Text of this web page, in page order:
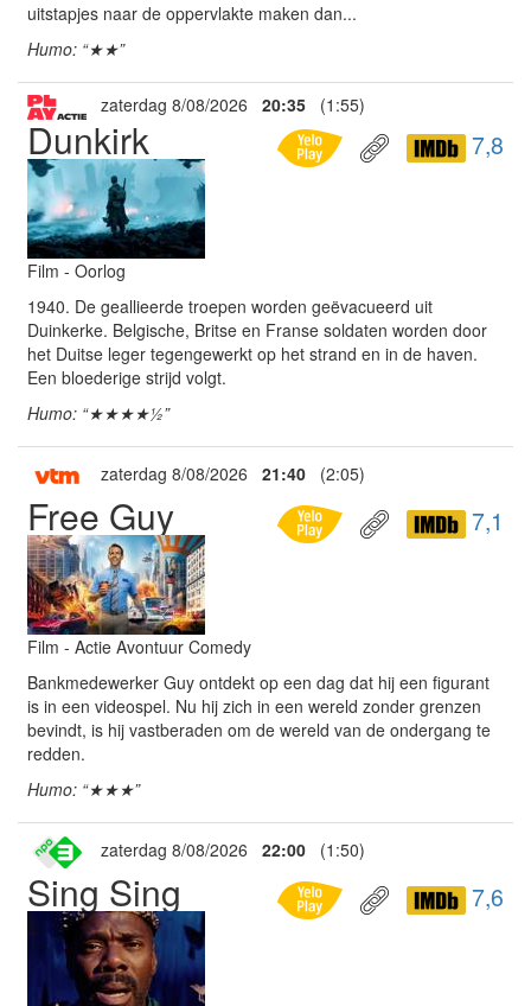
uitstapjes naar de oppervlakte maken dan...
Humo: “★★”
zaterdag 8/08/2026 20:35 (1:55)
Dunkirk 7,8
Film - Oorlog
1940. De geallieerde troepen worden geëvacueerd uit
Duinkerke. Belgische, Britse en Franse soldaten worden door
het Duitse leger tegengewerkt op het strand en in de haven.
Een bloederige strijd volgt.
Humo: “★★★★½”
zaterdag 8/08/2026 21:40 (2:05)
Free Guy 7,1
Film - Actie Avontuur Comedy
Bankmedewerker Guy ontdekt op een dag dat hij een figurant
is in een videospel. Nu hij zich in een wereld zonder grenzen
bevindt, is hij vastberaden om de wereld van de ondergang te
redden.
Humo: “★★★”
zaterdag 8/08/2026 22:00 (1:50)
Sing Sing 7,6